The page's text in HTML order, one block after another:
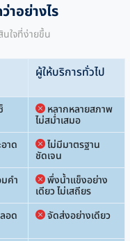
าอย่างไร
นใจที่ง่ายขึ้น
ผู้ให้บริการทั่วไป
หลากหลายสภาพ
ไม่สม่ำเสมอ
าด
ไม่มีมาตรฐาน
ชัดเจน
คำ
พึ่งน้ำแข็งอย่าง
เดียว ไม่เสถียร
อด
จัดส่งอย่างเดียว